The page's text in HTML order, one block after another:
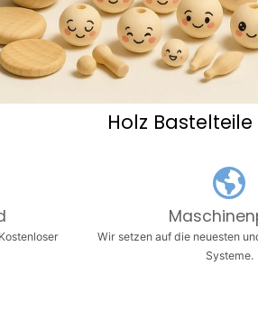
Holz Bastelteile
Wir setzen auf die neuesten
Systeme.